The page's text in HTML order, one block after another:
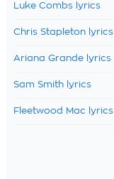
Luke Combs lyrics
Chris Stapleton lyrics
Ariana Grande lyrics
Sam Smith lyrics
Fleetwood Mac lyrics